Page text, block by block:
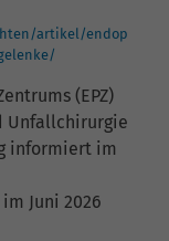
artikel/endop
(EPZ)
Unfallchirurgie
informiert im
Juni 2026